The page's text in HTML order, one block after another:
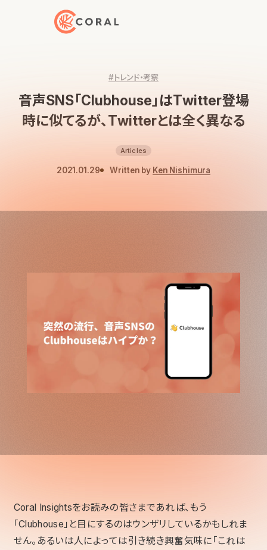
トップページへ戻る
#トレンド・考察
音声SNS「Clubhouse」はTwitter登場
時に似てるが、Twitterとは全く異なる
Articles
2021.01.29 Written by Ken Nishimura
Coral Insightsをお読みの皆さまであれば、もう
「Clubhouse」と目にするのはウンザリしているかもしれま
せん。あるいは人によっては引き続き興奮気味に「これは